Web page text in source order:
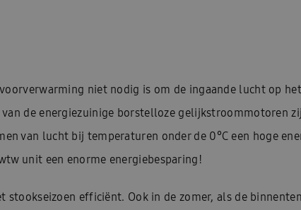
niet nodig is om de ingaande lucht op
de energiezuinige borstelloze gelijkstroommotoren
van lucht bij temperaturen onder de 0°C een hoge
unit een enorme energiebesparing!
stookseizoen efficiënt. Ook in de zomer, als de